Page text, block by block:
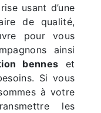
usant d’une
de qualité,
pour vous
ainsi
bennes et
Si vous
à votre
les